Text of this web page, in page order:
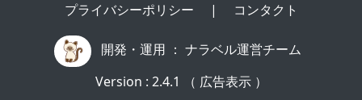
プライバシーポリシー
| コンタクト
開発・運用 ： ナラベル運営チーム
Version : 2.4.1 （ 広告表示 ）